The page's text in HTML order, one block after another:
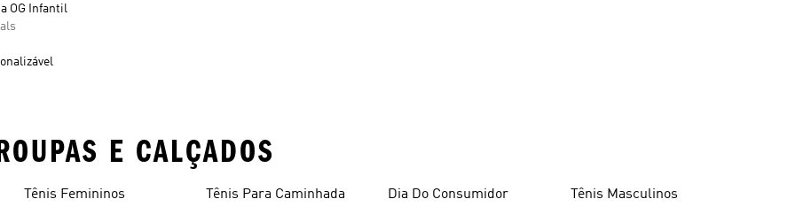
OG Infantil
E CALÇADOS
Tênis Femininos Tênis Para Caminhada Dia Do Consumidor Tênis Masculinos